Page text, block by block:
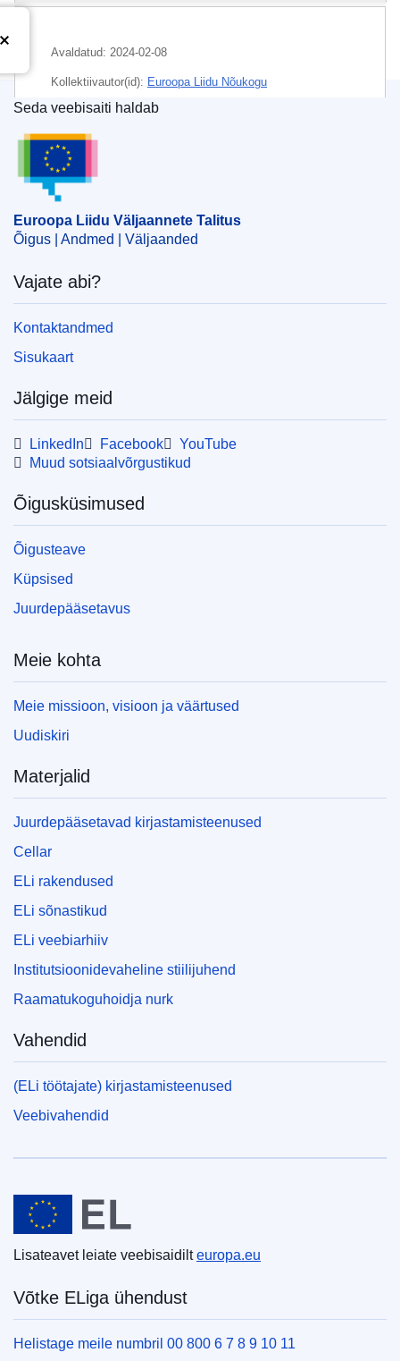
Avaldatud: 2024-02-08
Kollektiivautor(id): Euroopa Liidu Nõukogu
majanduslikud sanktsioonid
terrorism
CELEX : 32024R0386R(01)
ELI :reg/2024/386/corrigendum/2024-02-08/oj
IMMC : ST 5863 2024 INIT
pdfa2a
Euroopa Liidu Väljaannete Talitus
Seda veebisaiti haldab
Euroopa Liidu Väljaannete Talitus
Õigus | Andmed | Väljaanded
Vajate abi?
Kontaktandmed
Sisukaart
Jälgige meid
LinkedIn Facebook
YouTube
Muud sotsiaalvõrgustikud
Õigusküsimused
Õigusteave
Küpsised
Juurdepääsetavus
Meie kohta
Meie missioon, visioon ja väärtused
Uudiskiri
Materjalid
Juurdepääsetavad kirjastamisteenused
Cellar
ELi rakendused
ELi sõnastikud
ELi veebiarhiiv
Institutsioonidevaheline stiilijuhend
Raamatukoguhoidja nurk
Vahendid
(ELi töötajate) kirjastamisteenused
Veebivahendid
Euroopa Liit
Lisateavet leiate veebisaidilteuropa.eu
Võtke ELiga ühendust
Helistage meile numbril 00 800 6 7 8 9 10 11